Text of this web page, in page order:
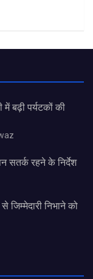
बढ़ी पर्यटकों की
सतर्क रहने के निर्देश
जिम्मेदारी निभाने को